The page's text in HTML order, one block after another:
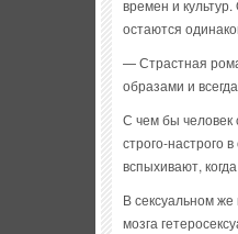
времен и
остаются
— Страстная
образами и
С чем бы человек
строго-настрого
вспыхивают,
В сексуальном же
мозга